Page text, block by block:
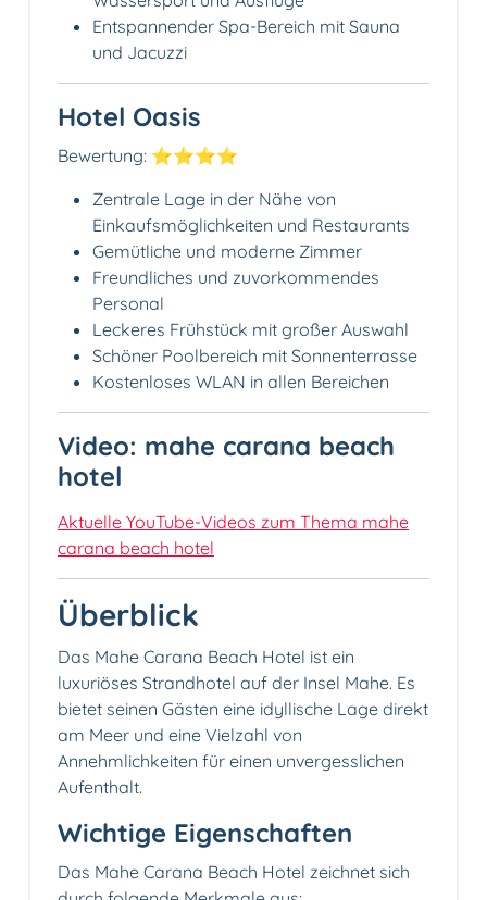
Entspannender Spa-Bereich mit Sauna
und Jacuzzi
Hotel Oasis
Bewertung: ⭐⭐⭐⭐
Zentrale Lage in der Nähe von
Einkaufsmöglichkeiten und Restaurants
Gemütliche und moderne Zimmer
Freundliches und zuvorkommendes
Personal
Leckeres Frühstück mit großer Auswahl
Schöner Poolbereich mit Sonnenterrasse
Kostenloses WLAN in allen Bereichen
Video: mahe carana beach
hotel
Aktuelle YouTube-Videos zum Thema mahe
carana beach hotel
Überblick
Das Mahe Carana Beach Hotel ist ein
luxuriöses Strandhotel auf der Insel Mahe. Es
bietet seinen Gästen eine idyllische Lage direkt
am Meer und eine Vielzahl von
Annehmlichkeiten für einen unvergesslichen
Aufenthalt.
Wichtige Eigenschaften
Das Mahe Carana Beach Hotel zeichnet sich